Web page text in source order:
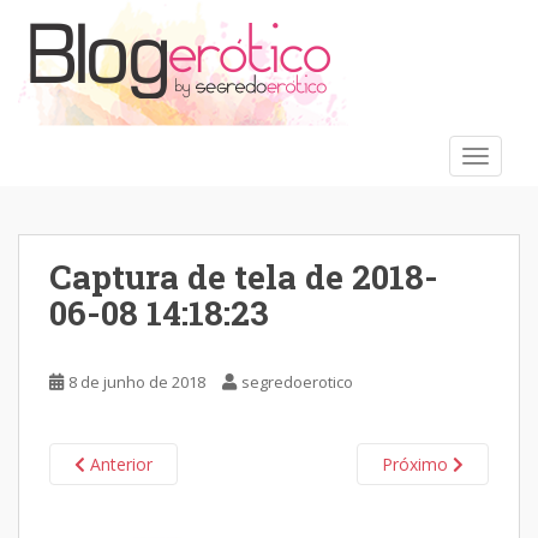
Captura de tela de 2018-
06-08 14:18:23
8 de junho de 2018 segredoerotico
Anterior Próximo